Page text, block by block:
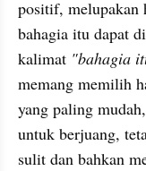
positif, melupakan
bahagia itu dapat
kalimat "bahagia
memang memilih
yang paling
untuk berjuang,
sulit dan bahkan